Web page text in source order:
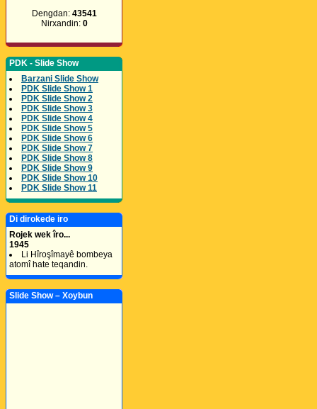
Dengdan: 43541
Nirxandin: 0
PDK - Slide Show
Barzani Slide Show
PDK Slide Show 1
PDK Slide Show 2
PDK Slide Show 3
PDK Slide Show 4
PDK Slide Show 5
PDK Slide Show 6
PDK Slide Show 7
PDK Slide Show 8
PDK Slide Show 9
PDK Slide Show 10
PDK Slide Show 11
Di dirokede iro
Rojek wek îro...
1945
Li Hîroşîmayê bombeya
atomî hate teqandin.
Slide Show – Xoybun